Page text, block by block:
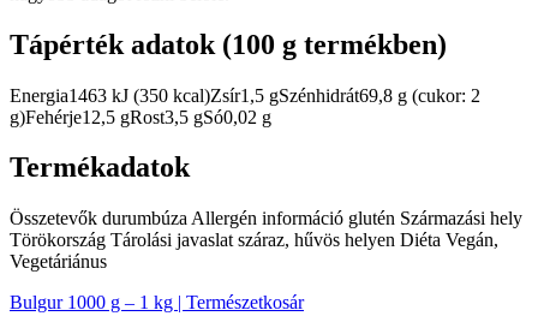
Tápérték adatok (100 g termékben)
Energia1463 kJ (350 kcal)Zsír1,5 gSzénhidrát69,8 g (cukor: 2
g)Fehérje12,5 gRost3,5 gSó0,02 g
Termékadatok
Összetevők durumbúza Allergén információ glutén Származási hely
Törökország Tárolási javaslat száraz, hűvös helyen Diéta Vegán,
Vegetáriánus
Bulgur 1000 g – 1 kg | Természetkosár